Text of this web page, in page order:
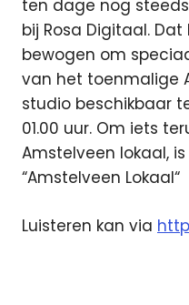
ten dage nog
bij Rosa Digitaal.
bewogen om
van het toenmalige
studio beschikbaar
01.00 uur. Om iets
Amstelveen lokaal,
“Amstelveen Lokaal“
Luisteren kan via